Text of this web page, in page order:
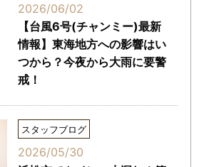
2026/06/02
【台風6号(チャンミー)最新
情報】東海地方への影響はい
つから？今夜から大雨に要警
戒！
スタッフブログ
2026/05/30